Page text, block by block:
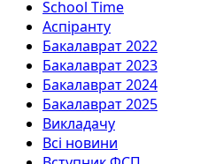
School Time
Аспіранту
Бакалаврат 2022
Бакалаврат 2023
Бакалаврат 2024
Бакалаврат 2025
Викладачу
Всі новини